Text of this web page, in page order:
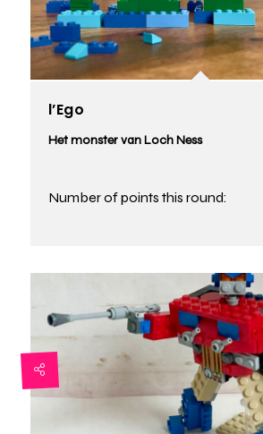
l’Ego
Het monster van Loch Ness
Number of points this round: